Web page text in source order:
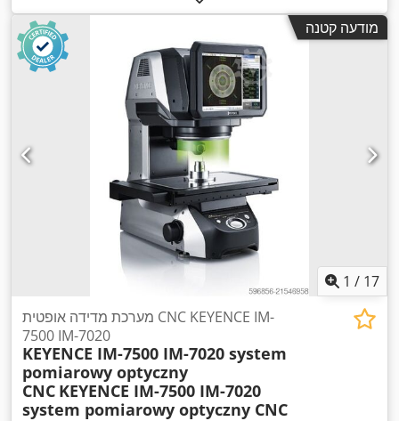
מודעה קטנה
1 / 17
מערכת מדידה אופטית CNC KEYENCE IM-
7500 IM-7020
KEYENCE IM-7500 IM-7020 system
pomiarowy optyczny
CNC KEYENCE IM-7500 IM-7020
system pomiarowy optyczny CNC